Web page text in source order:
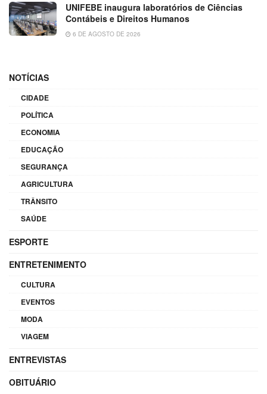
UNIFEBE inaugura laboratórios de Ciências
Contábeis e Direitos Humanos
6 DE AGOSTO DE 2026
NOTÍCIAS
CIDADE
POLÍTICA
ECONOMIA
EDUCAÇÃO
SEGURANÇA
AGRICULTURA
TRÂNSITO
SAÚDE
ESPORTE
ENTRETENIMENTO
CULTURA
EVENTOS
MODA
VIAGEM
ENTREVISTAS
OBITUÁRIO